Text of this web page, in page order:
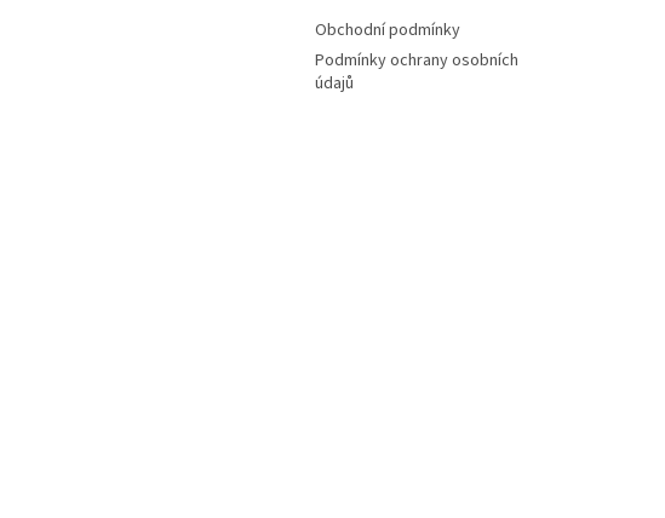
Obchodní podmínky
Podmínky ochrany osobních
údajů